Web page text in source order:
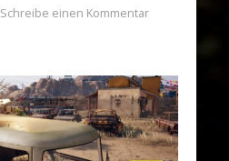
Schreibe einen Kommentar